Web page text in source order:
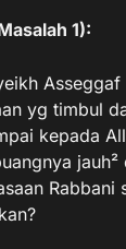
1):
yg timbul
kepada
jauh²
Rabbani